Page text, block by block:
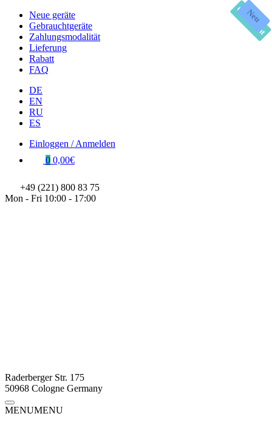
Neue geräte
Gebrauchtgeräte
Zahlungsmodalität
Lieferung
Rabatt
FAQ
DE
EN
RU
ES
Einloggen / Anmelden
0 0,00€
+49 (221) 800 83 75
Mon - Fri 10:00 - 17:00
Raderberger Str. 175
50968 Cologne Germany
MENUMENU
Neu
Neu
Neu
Neu
Neu
Gebraucht
Neu
Neu
Neu
Neu
Neu
Neu